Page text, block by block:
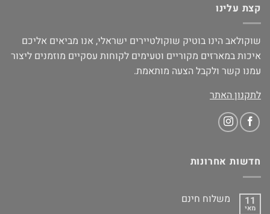
קצת עלינו
שוקולאב הינו בוטיק שוקולטיירים ישראלי, אנו מביאים אליכם
איכות במארזים מקוריים וטעימים לקוחות עסקיים מוזמנים ליצור
עמנו קשר ולקבל הצעה מותאמת.
לתקנון האתר
חדשות אחרונות
11
מאי
משלוח חינם